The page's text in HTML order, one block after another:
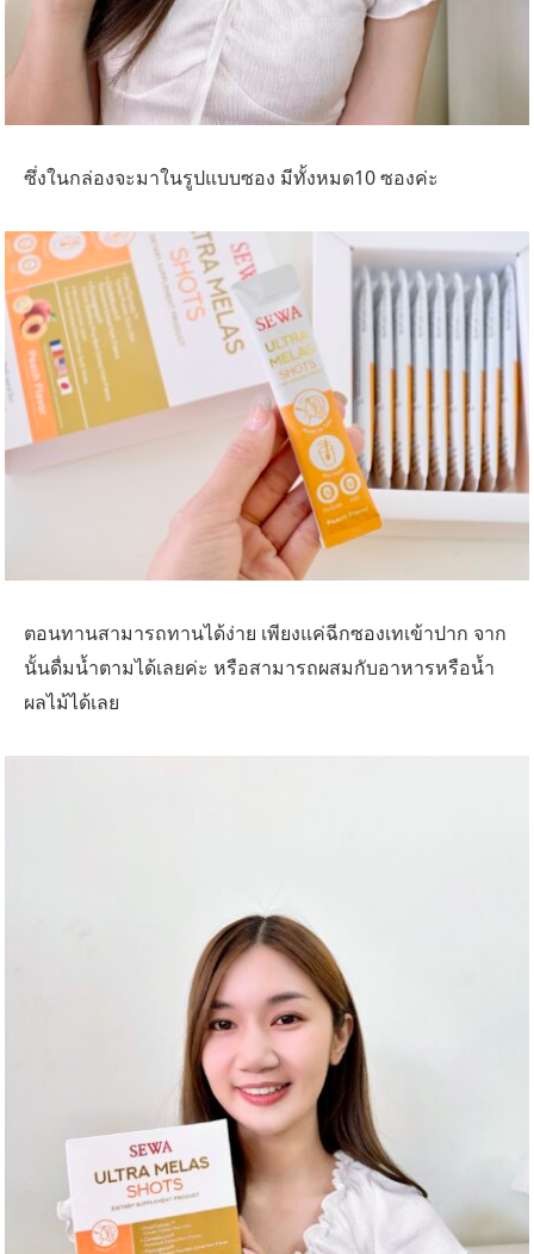
ซึ่งในกล่องจะมาในรูปแบบซอง มีทั้งหมด10 ซองค่ะ
ตอนทานสามารถทานได้ง่าย เพียงแค่ฉีกซองเทเข้าปาก จาก
นั้นดื่มน้ำตามได้เลยค่ะ หรือสามารถผสมกับอาหารหรือน้ำ
ผลไม้ได้เลย